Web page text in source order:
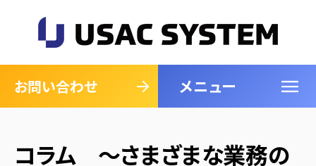
お問い合わせ メニュー
閉じる
コラム ～さまざまな業務の